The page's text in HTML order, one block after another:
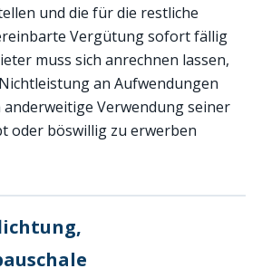
und die für die restliche
Vergütung sofort fällig
muss sich anrechnen lassen,
an Aufwendungen
Verwendung seiner
oder böswillig zu erwerben